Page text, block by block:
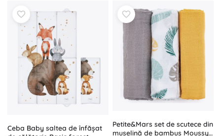
Ceba Baby saltea de înfășat
Petite&Mars set de scutece din
muselină de bambus Moussy